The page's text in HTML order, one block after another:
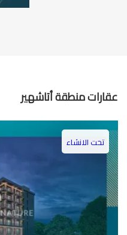
عقارات منطقة أتاشهير
تحت الانشاء